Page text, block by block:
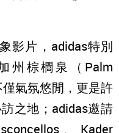
影片，adidas特別
州棕櫚泉（Palm
氣氛悠閒，更是許
之地；adidas邀請
、Kader